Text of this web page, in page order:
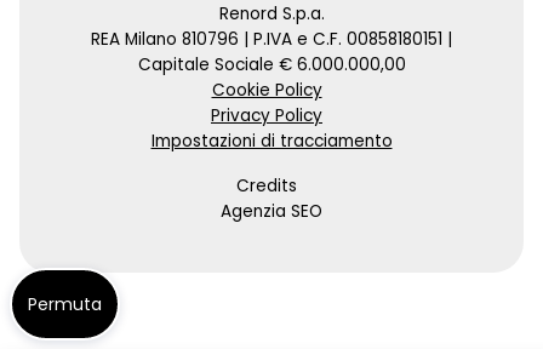
Renord S.p.a.
REA Milano 810796 | P.IVA e C.F. 00858180151 |
Capitale Sociale € 6.000.000,00
Cookie Policy
Privacy Policy
Impostazioni di tracciamento
Credits
Agenzia SEO
Permuta